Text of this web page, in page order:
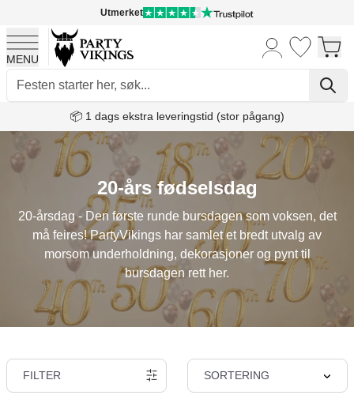
Utmerket
MENU
📦 1 dags ekstra leveringstid (stor pågang)
Skip to Content
20-års fødselsdag
20-årsdag - Den første runde bursdagen som voksen, det
må feires! PartyVikings har samlet et bredt utvalg av
morsom underholdning, dekorasjoner og pynt til
bursdagen rett her.
FILTER SORTERING